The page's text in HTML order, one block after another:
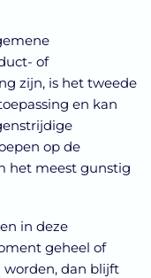
of
zijn, is het tweede
en kan
op de
het meest gunstig
in deze
geheel of
dan blijft